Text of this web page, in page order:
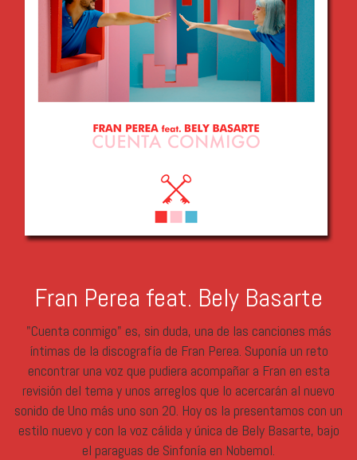
Fran Perea feat. Bely Basarte
"Cuenta conmigo" es, sin duda, una de las canciones más
íntimas de la discografía de Fran Perea. Suponía un reto
encontrar una voz que pudiera acompañar a Fran en esta
revisión del tema y unos arreglos que lo acercarán al nuevo
sonido de Uno más uno son 20. Hoy os la presentamos con un
estilo nuevo y con la voz cálida y única de Bely Basarte, bajo
el paraguas de Sinfonía en Nobemol.